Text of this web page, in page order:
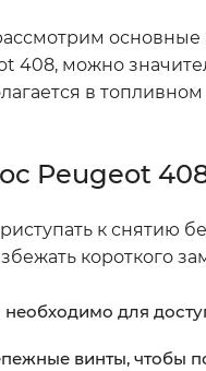
408, можно
в
Peugeot
к снятию
короткого
необходимо для
винты, чтобы